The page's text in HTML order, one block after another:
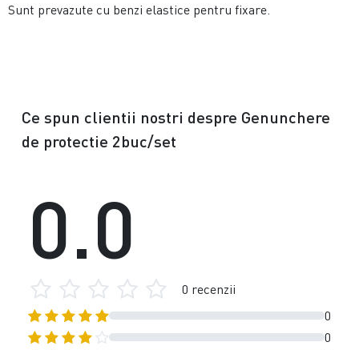
Sunt prevazute cu benzi elastice pentru fixare.
Ce spun clientii nostri despre Genunchere
de protectie 2buc/set
0
0
0.0
0 recenzii